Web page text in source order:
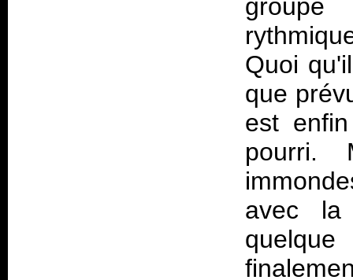
groupe
Quoi
que
est
pourri.
avec la